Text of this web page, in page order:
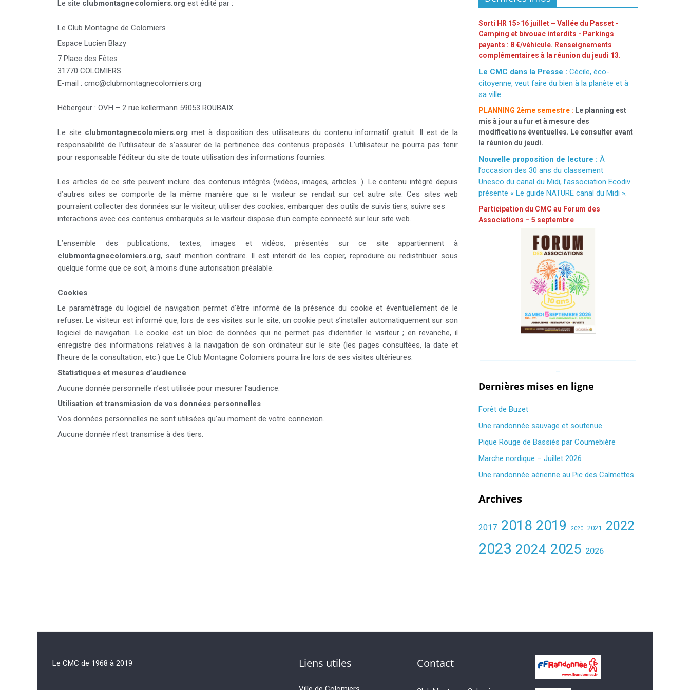
Le site clubmontagnecolomiers.org est édité par :
Le Club Montagne de Colomiers
Espace Lucien Blazy
7 Place des Fêtes
31770 COLOMIERS
E-mail : cmc@clubmontagnecolomiers.org
Hébergeur : OVH – 2 rue kellermann 59053 ROUBAIX
Le site clubmontagnecolomiers.org met à disposition des utilisateurs du contenu informatif gratuit. Il est de la
responsabilité de l’utilisateur de s’assurer de la pertinence des contenus proposés. L’utilisateur ne pourra pas tenir
pour responsable l’éditeur du site de toute utilisation des informations fournies.
Les articles de ce site peuvent inclure des contenus intégrés (vidéos, images, articles…). Le contenu intégré depuis
d’autres sites se comporte de la même manière que si le visiteur se rendait sur cet autre site. Ces sites web
pourraient collecter des données sur le visiteur, utiliser des cookies, embarquer des outils de suivis tiers, suivre ses
interactions avec ces contenus embarqués si le visiteur dispose d’un compte connecté sur leur site web.
L’ensemble des publications, textes, images et vidéos, présentés sur ce site appartiennent à
clubmontagnecolomiers.org, sauf mention contraire. Il est interdit de les copier, reproduire ou redistribuer sous
quelque forme que ce soit, à moins d’une autorisation préalable.
Cookies
Le paramétrage du logiciel de navigation permet d’être informé de la présence du cookie et éventuellement de le
refuser. Le visiteur est informé que, lors de ses visites sur le site, un cookie peut s’installer automatiquement sur son
logiciel de navigation. Le cookie est un bloc de données qui ne permet pas d’identifier le visiteur ; en revanche, il
enregistre des informations relatives à la navigation de son ordinateur sur le site (les pages consultées, la date et
l’heure de la consultation, etc.) que Le Club Montagne Colomiers pourra lire lors de ses visites ultérieures.
Statistiques et mesures d’audience
Aucune donnée personnelle n’est utilisée pour mesurer l’audience.
Utilisation et transmission de vos données personnelles
Vos données personnelles ne sont utilisées qu’au moment de votre connexion.
Aucune donnée n’est transmise à des tiers.
Sorti HR 15>16 juillet – Vallée du Passet -
Camping et bivouac interdits - Parkings
payants : 8 €/véhicule. Renseignements
complémentaires à la réunion du jeudi 13.
Le CMC dans la Presse : Cécile, éco-
citoyenne, veut faire du bien à la planète et à
sa ville
PLANNING 2ème semestre : Le planning est
mis à jour au fur et à mesure des
modifications éventuelles. Le consulter avant
la réunion du jeudi.
Nouvelle proposition de lecture : À
l’occasion des 30 ans du classement
Unesco du canal du Midi, l’association Ecodiv
présente « Le guide NATURE canal du Midi »
Participation du CMC au Forum des
Associations – 5 septembre
Dernières mises en ligne
Forêt de Buzet
Une randonnée sauvage et soutenue
Pique Rouge de Bassiès par Coumebière
Marche nordique – Juillet 2026
Une randonnée aérienne au Pic des Calmettes ​
Archives
2017 2018 2019 2020 2021 2022
2023 2024 2025 2026
Le CMC de 1968 à 2019 Liens utiles Contact